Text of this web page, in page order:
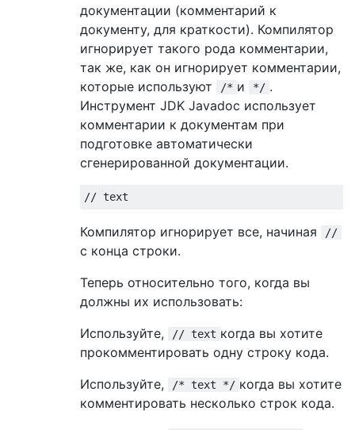
документации (комментарий к
документу, для краткости). Компилятор
игнорирует такого рода комментарии,
так же, как он игнорирует комментарии,
которые используют
/* и */ .
Инструмент JDK Javadoc использует
комментарии к документам при
подготовке автоматически
сгенерированной документации.
// text
Компилятор игнорирует все, начиная //
с конца строки.
Теперь относительно того, когда вы
должны их использовать:
Используйте,
// text когда вы хотите
прокомментировать одну строку кода.
Используйте,
/* text */ когда вы хотите
комментировать несколько строк кода.